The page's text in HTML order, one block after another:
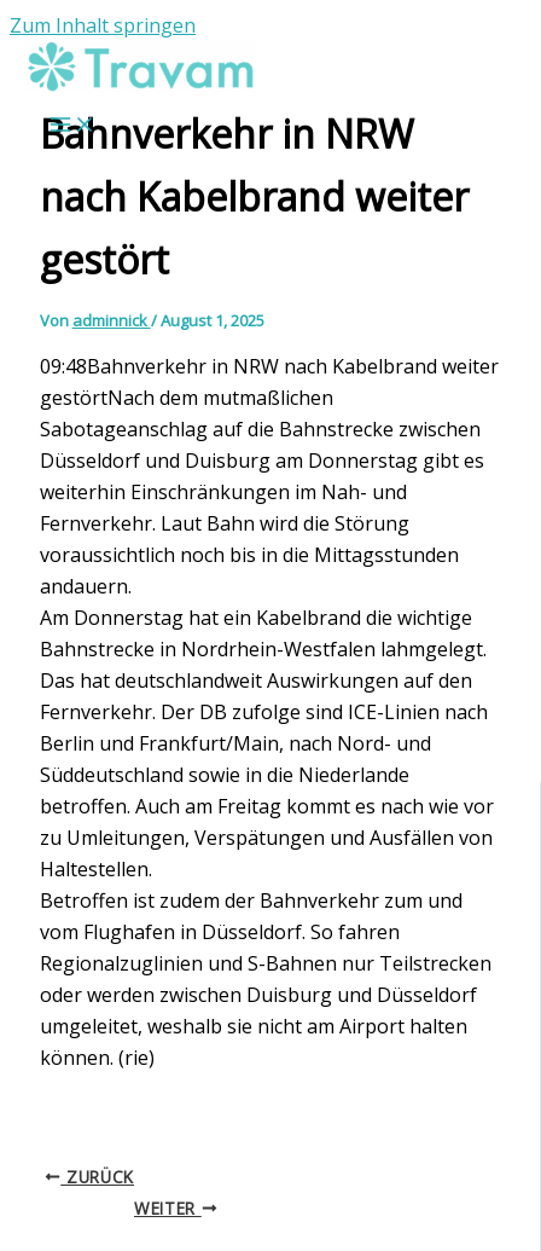
Zum Inhalt springen
Bahnverkehr in NRW
nach Kabelbrand weiter
gestört
Von adminnick/August 1, 2025
09:48Bahnverkehr in NRW nach Kabelbrand weiter
gestörtNach dem mutmaßlichen
Sabotageanschlag auf die Bahnstrecke zwischen
Düsseldorf und Duisburg am Donnerstag gibt es
weiterhin Einschränkungen im Nah- und
Fernverkehr. Laut Bahn wird die Störung
voraussichtlich noch bis in die Mittagsstunden
andauern.
Am Donnerstag hat ein Kabelbrand die wichtige
Bahnstrecke in Nordrhein-Westfalen lahmgelegt.
Das hat deutschlandweit Auswirkungen auf den
Fernverkehr. Der DB zufolge sind ICE-Linien nach
Berlin und Frankfurt/Main, nach Nord- und
Süddeutschland sowie in die Niederlande
betroffen. Auch am Freitag kommt es nach wie vor
zu Umleitungen, Verspätungen und Ausfällen von
Haltestellen.
Betroffen ist zudem der Bahnverkehr zum und
vom Flughafen in Düsseldorf. So fahren
Regionalzuglinien und S-Bahnen nur Teilstrecken
oder werden zwischen Duisburg und Düsseldorf
umgeleitet, weshalb sie nicht am Airport halten
können. (rie)
ZURÜCK
WEITER